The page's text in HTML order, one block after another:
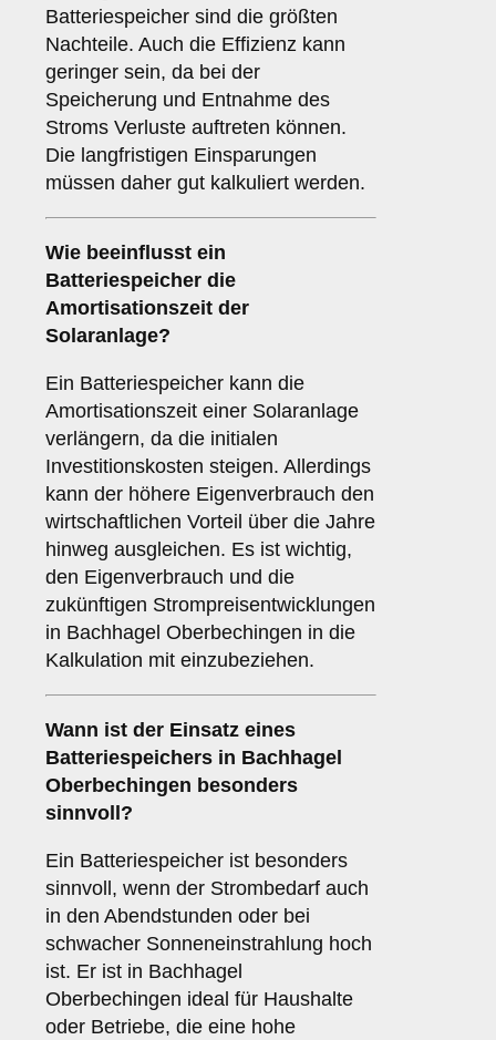
Batteriespeicher sind die größten
Nachteile. Auch die Effizienz kann
geringer sein, da bei der
Speicherung und Entnahme des
Stroms Verluste auftreten können.
Die langfristigen Einsparungen
müssen daher gut kalkuliert werden.
Wie beeinflusst ein
Batteriespeicher die
Amortisationszeit der
Solaranlage?
Ein Batteriespeicher kann die
Amortisationszeit einer Solaranlage
verlängern, da die initialen
Investitionskosten steigen. Allerdings
kann der höhere Eigenverbrauch den
wirtschaftlichen Vorteil über die Jahre
hinweg ausgleichen. Es ist wichtig,
den Eigenverbrauch und die
zukünftigen Strompreisentwicklungen
in Bachhagel Oberbechingen in die
Kalkulation mit einzubeziehen.
Wann ist der Einsatz eines
Batteriespeichers in Bachhagel
Oberbechingen besonders
sinnvoll?
Ein Batteriespeicher ist besonders
sinnvoll, wenn der Strombedarf auch
in den Abendstunden oder bei
schwacher Sonneneinstrahlung hoch
ist. Er ist in Bachhagel
Oberbechingen ideal für Haushalte
oder Betriebe, die eine hohe